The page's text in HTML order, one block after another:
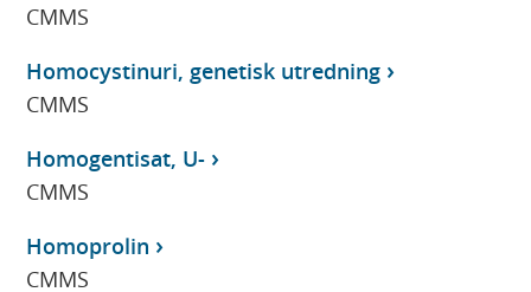
CMMS
Homocystinuri, genetisk utredning
CMMS
Homogentisat, U-
CMMS
Homoprolin
CMMS